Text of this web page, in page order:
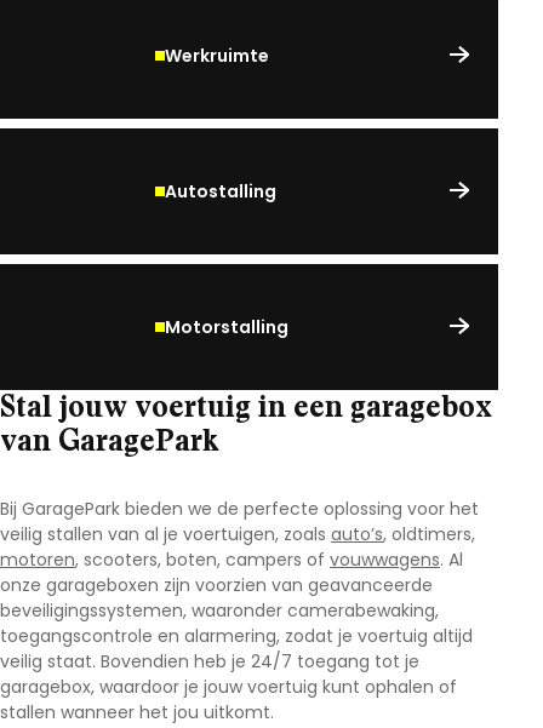
Werkruimte
Autostalling
Motorstalling
Stal jouw voertuig in een garagebox
van GaragePark
Bij GaragePark bieden we de perfecte oplossing voor het
veilig stallen van al je voertuigen, zoals auto’s, oldtimers,
motoren, scooters, boten, campers of vouwwagens. Al
onze garageboxen zijn voorzien van geavanceerde
beveiligingssystemen, waaronder camerabewaking,
toegangscontrole en alarmering, zodat je voertuig altijd
veilig staat. Bovendien heb je 24/7 toegang tot je
garagebox, waardoor je jouw voertuig kunt ophalen of
stallen wanneer het jou uitkomt.